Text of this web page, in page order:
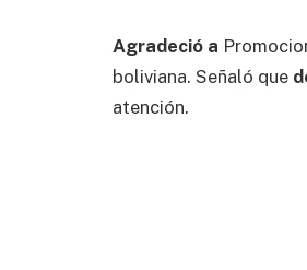
Agradeció a
boliviana. Señaló que
atención.